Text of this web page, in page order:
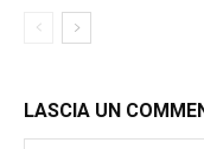
LASCIA UN